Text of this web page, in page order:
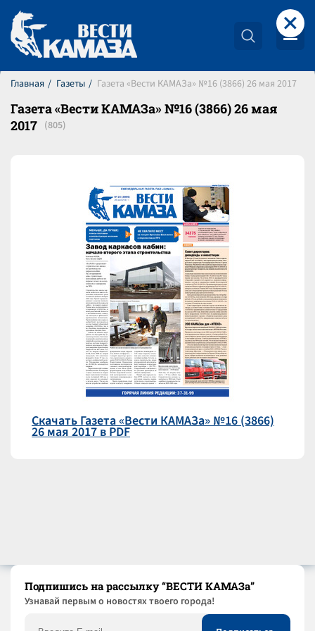
Главная Газеты Газета «Вести КАМАЗа» №16 (3866) 26 мая 2017
Газета «Вести КАМАЗа» №16 (3866) 26 мая
2017
Скачать Газета «Вести КАМАЗа» №16 (3866)
26 мая 2017 в PDF
+
Подпишись на рассылку “ВЕСТИ КАМАЗа”
Узнaвай первым о новостях твоего города!